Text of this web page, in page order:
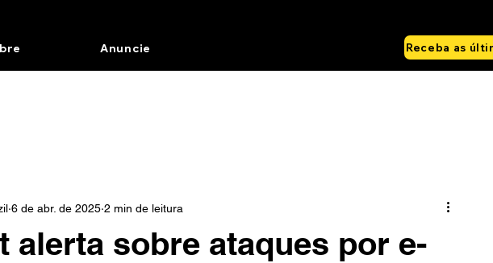
Receba as
Anuncie
alerta sobre ataques por e-
6 de abr. de 2025 2 min de leitura